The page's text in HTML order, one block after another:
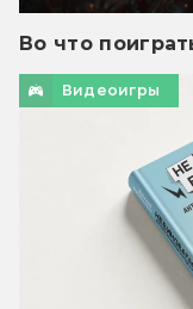
Во что
Видеоигры